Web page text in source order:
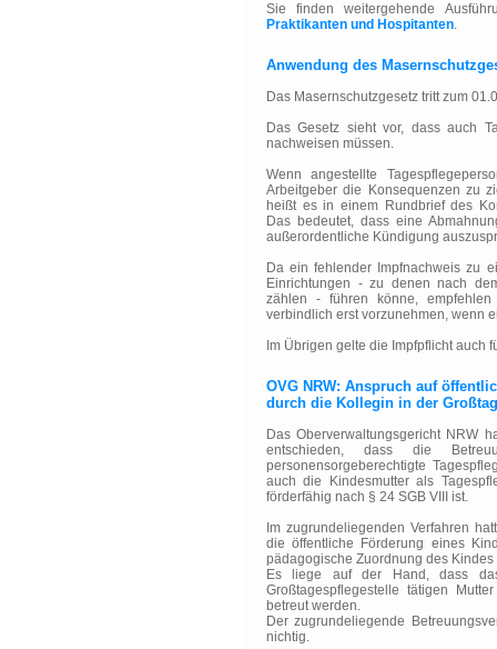
Sie finden weitergehende
Praktikanten und Hospitanten.
Anwendung des
Das Masernschutzgesetz tritt zum
Das Gesetz sieht vor, dass auch
nachweisen müssen.
Wenn angestellte
Arbeitgeber die Konsequenzen zu
heißt es in einem Rundbrief des
Das bedeutet, dass eine
außerordentliche Kündigung
Da ein fehlender Impfnachweis zu
Einrichtungen - zu denen nach
zählen - führen könne, empfehlen
verbindlich erst vorzunehmen, wenn
Im Übrigen gelte die Impfpflicht auch
OVG NRW: Anspruch auf
durch die Kollegin in der
Das Oberverwaltungsgericht NRW
entschieden, dass die
personensorgeberechtigte
auch die Kindesmutter als
förderfähig nach § 24 SGB VIII ist.
Im zugrundeliegenden Verfahren
die öffentliche Förderung eines
pädagogische Zuordnung des
Es liege auf der Hand, dass
Großtagespflegestelle tätigen
betreut werden.
Der zugrundeliegende
nichtig.